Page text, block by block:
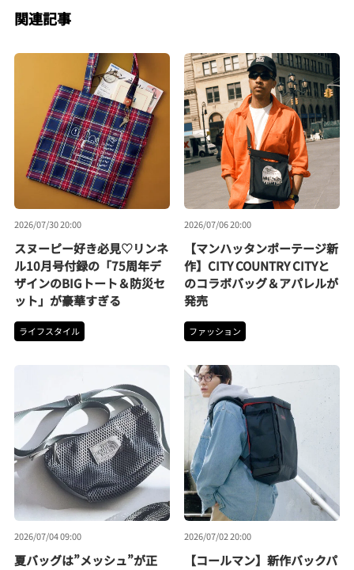
関連記事
2026/07/30 20:00
スヌーピー好き必見♡リンネ
ル10月号付録の「75周年デ
ザインのBIGトート＆防災セ
ット」が豪華すぎる
ライフスタイル
2026/07/06 20:00
【マンハッタンポーテージ新
作】CITY COUNTRY CITYと
のコラボバッグ＆アパレルが
発売
ファッション
2026/07/04 09:00
夏バッグは”メッシュ”が正
2026/07/02 20:00
【コールマン】新作バックパ